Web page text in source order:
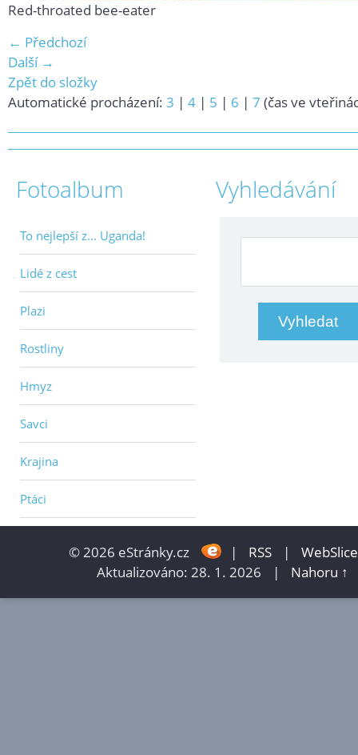
Red-throated bee-eater
← Předchozí
Další →
Zpět do složky
Automatické procházení: 3 | 4 | 5 | 6 | 7 (čas ve
Fotoalbum
To nejlepší z... Uganda!
Lidé z cest
Plazi
Rostliny
Hmyz
Savci
Krajina
Ptáci
Vyhledávání
© 2026 eStránky.cz | RSS |
WebSlice
Aktualizováno: 28. 1. 2026
| Nahoru ↑